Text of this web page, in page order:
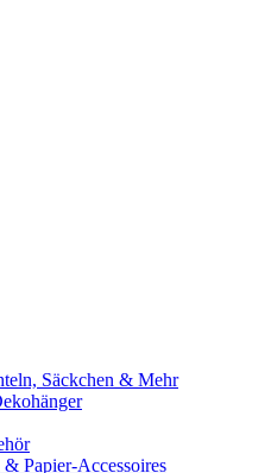
Säckchen & Mehr
Papier-Accessoires